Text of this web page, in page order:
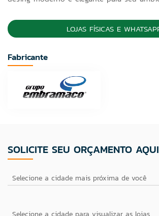
LOJAS FÍSICAS E
Fabricante
SOLICITE SEU ORÇAMENTO AQUI